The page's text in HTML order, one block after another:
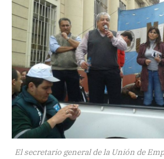
El secretario general de la Unión de